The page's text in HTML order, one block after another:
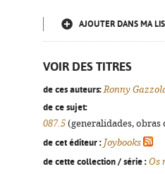
AJOUTER DANS MA
VOIR DES TITRES
de ces auteurs: Ronny
de ce sujet:
087.5 (generalidades,
de cet éditeur : Joybooks
de cette collection / série : Os